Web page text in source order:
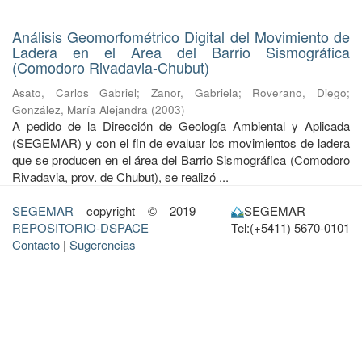
Análisis Geomorfométrico Digital del Movimiento de
Ladera en el Area del Barrio Sismográfica
(Comodoro Rivadavia-Chubut)
Asato, Carlos Gabriel;Zanor, Gabriela; Roverano, Diego;
González, María Alejandra (2003)
A pedido de la Dirección de Geología Ambiental y Aplicada
(SEGEMAR) y con el fin de evaluar los movimientos de ladera
que se producen en el área del Barrio Sismográfica (Comodoro
Rivadavia, prov. de Chubut), se realizó ...
SEGEMAR copyright © 2019
REPOSITORIO-DSPACE
Contacto | Sugerencias
SEGEMAR
Tel:(+5411) 5670-0101